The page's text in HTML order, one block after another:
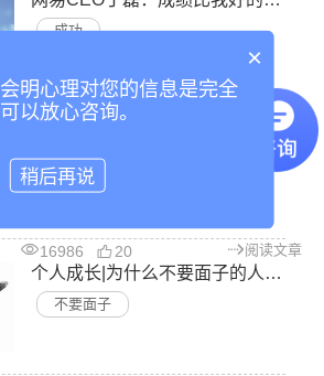
成功
16874 12 阅读文章
北京心理咨询：为什么说有个敢于批评你的人，其实也是一种福分
接受批评
16986 20 阅读文章
个人成长|为什么不要面子的人活得更体面——北京心理咨询
不要面子
×
明心理对您的信息是完全
以放心咨询。
稍后再说